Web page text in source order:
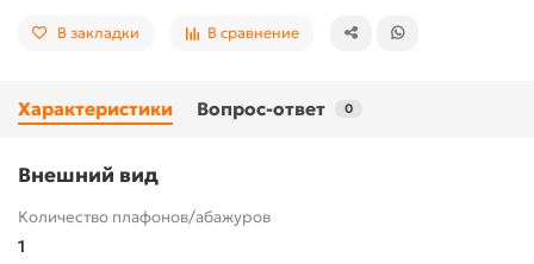
В закладки В сравнение
Характеристики Вопрос-ответ 0
Внешний вид
Количество плафонов/абажуров
1